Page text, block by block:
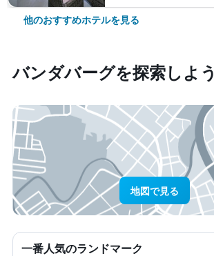
他のおすすめホテルを見る
バンダバーグ​を探索しよう
地図で見る
一番人気のランドマーク